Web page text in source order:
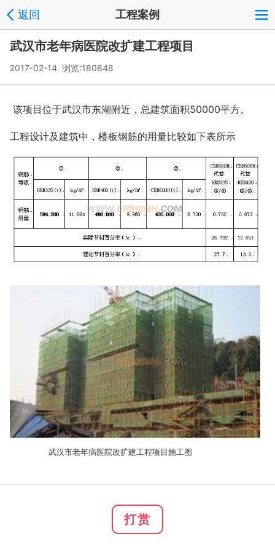
返回 工程案例
武汉市老年病医院改扩建工程项目
2017-02-14 浏览:180848
该项目位于武汉市东湖附近，总建筑面积50000平方。
工程设计及建筑中，楼板钢筋的用量比较如下表所示
武汉市老年病医院改扩建工程项目施工图
打赏